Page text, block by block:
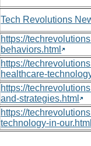
Tech Revolutions
https://
behaviors.html
https://
healthcare-
https://
and-strategies.html
https://
technology-in-